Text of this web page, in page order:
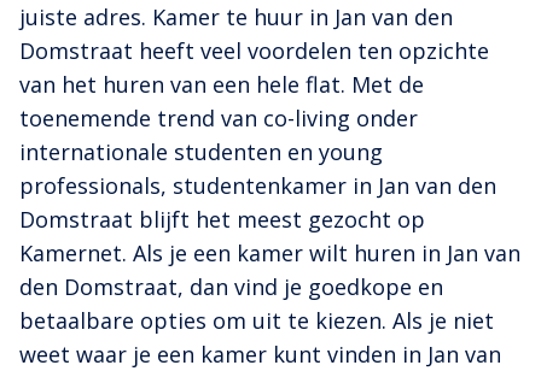
juiste adres. Kamer te huur in Jan van den
Domstraat heeft veel voordelen ten opzichte
van het huren van een hele flat. Met de
toenemende trend van co-living onder
internationale studenten en young
professionals, studentenkamer in Jan van den
Domstraat blijft het meest gezocht op
Kamernet. Als je een kamer wilt huren in Jan van
den Domstraat, dan vind je goedkope en
betaalbare opties om uit te kiezen. Als je niet
weet waar je een kamer kunt vinden in Jan van